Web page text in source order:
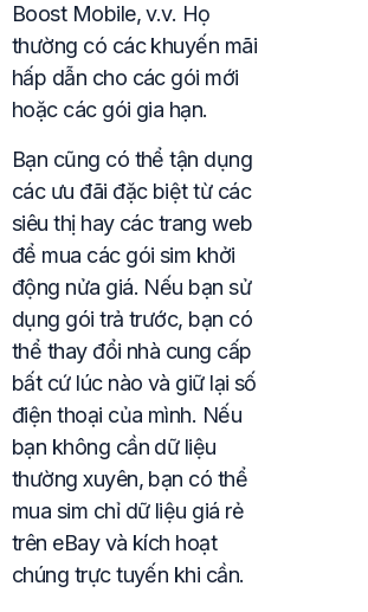
Boost Mobile, v.v. Họ
thường có các khuyến mãi
hấp dẫn cho các gói mới
hoặc các gói gia hạn.
Bạn cũng có thể tận dụng
các ưu đãi đặc biệt từ các
siêu thị hay các trang web
để mua các gói sim khởi
động nửa giá. Nếu bạn sử
dụng gói trả trước, bạn có
thể thay đổi nhà cung cấp
bất cứ lúc nào và giữ lại số
điện thoại của mình. Nếu
bạn không cần dữ liệu
thường xuyên, bạn có thể
mua sim chỉ dữ liệu giá rẻ
trên eBay và kích hoạt
chúng trực tuyến khi cần.